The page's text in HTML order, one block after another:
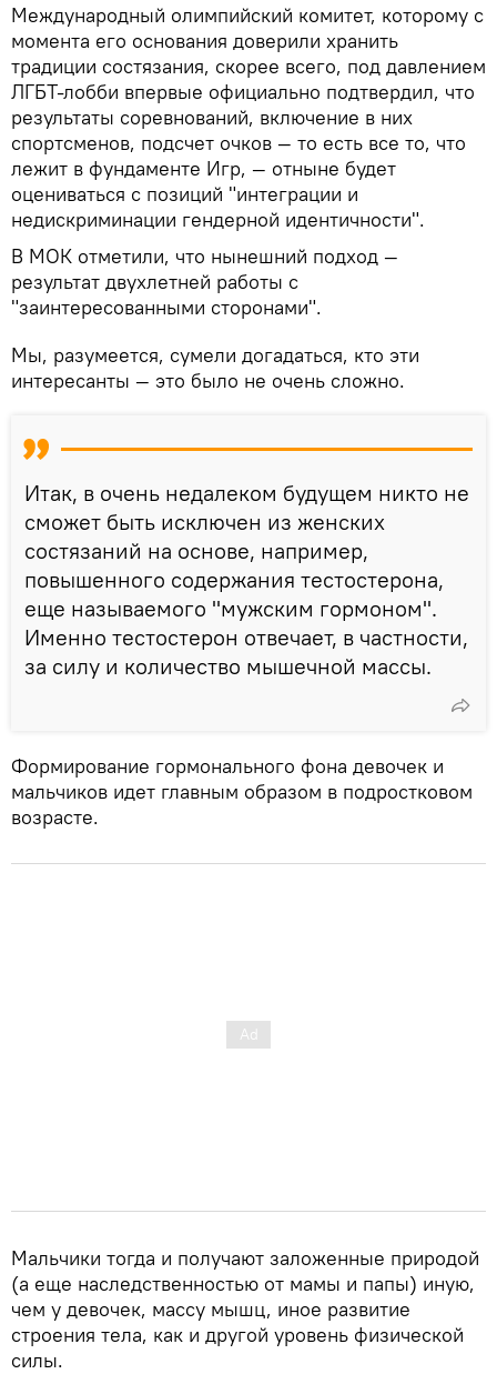
Международный олимпийский комитет, которому с
момента его основания доверили хранить
традиции состязания, скорее всего, под давлением
ЛГБТ-лобби впервые официально подтвердил, что
результаты соревнований, включение в них
спортсменов, подсчет очков — то есть все то, что
лежит в фундаменте Игр, — отныне будет
оцениваться с позиций "интеграции и
недискриминации гендерной идентичности".
В МОК отметили, что нынешний подход —
результат двухлетней работы с
"заинтересованными сторонами".
Мы, разумеется, сумели догадаться, кто эти
интересанты — это было не очень сложно.
Итак, в очень недалеком будущем никто не
сможет быть исключен из женских
состязаний на основе, например,
повышенного содержания тестостерона,
еще называемого "мужским гормоном".
Именно тестостерон отвечает, в частности,
за силу и количество мышечной массы.
Формирование гормонального фона девочек и
мальчиков идет главным образом в подростковом
возрасте.
Мальчики тогда и получают заложенные природой
(а еще наследственностью от мамы и папы) иную,
чем у девочек, массу мышц, иное развитие
строения тела, как и другой уровень физической
силы.